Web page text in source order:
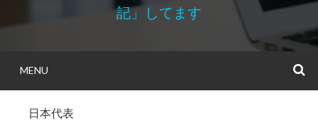
記」してます
MENU
日本代表